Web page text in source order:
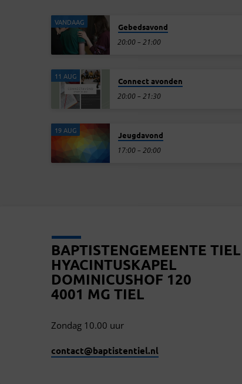
VANDAAG
Gebedsavond
20:00 – 21:00
11 AUG
Connect avonden
20:00 – 21:30
19 AUG
Jeugdavond
17:00 – 20:00
BAPTISTENGEMEENTE TIEL
HYACINTUSKAPEL
DOMINICUSHOF 120
4001 MG TIEL
Zondag 10.00 uur
contact​@baptistentiel.nl